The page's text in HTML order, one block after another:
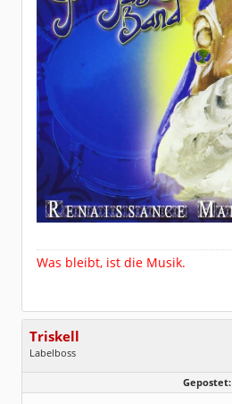
Was bleibt, ist die Musik.
Triskell
Labelboss
Alter:
68
Gepostet: